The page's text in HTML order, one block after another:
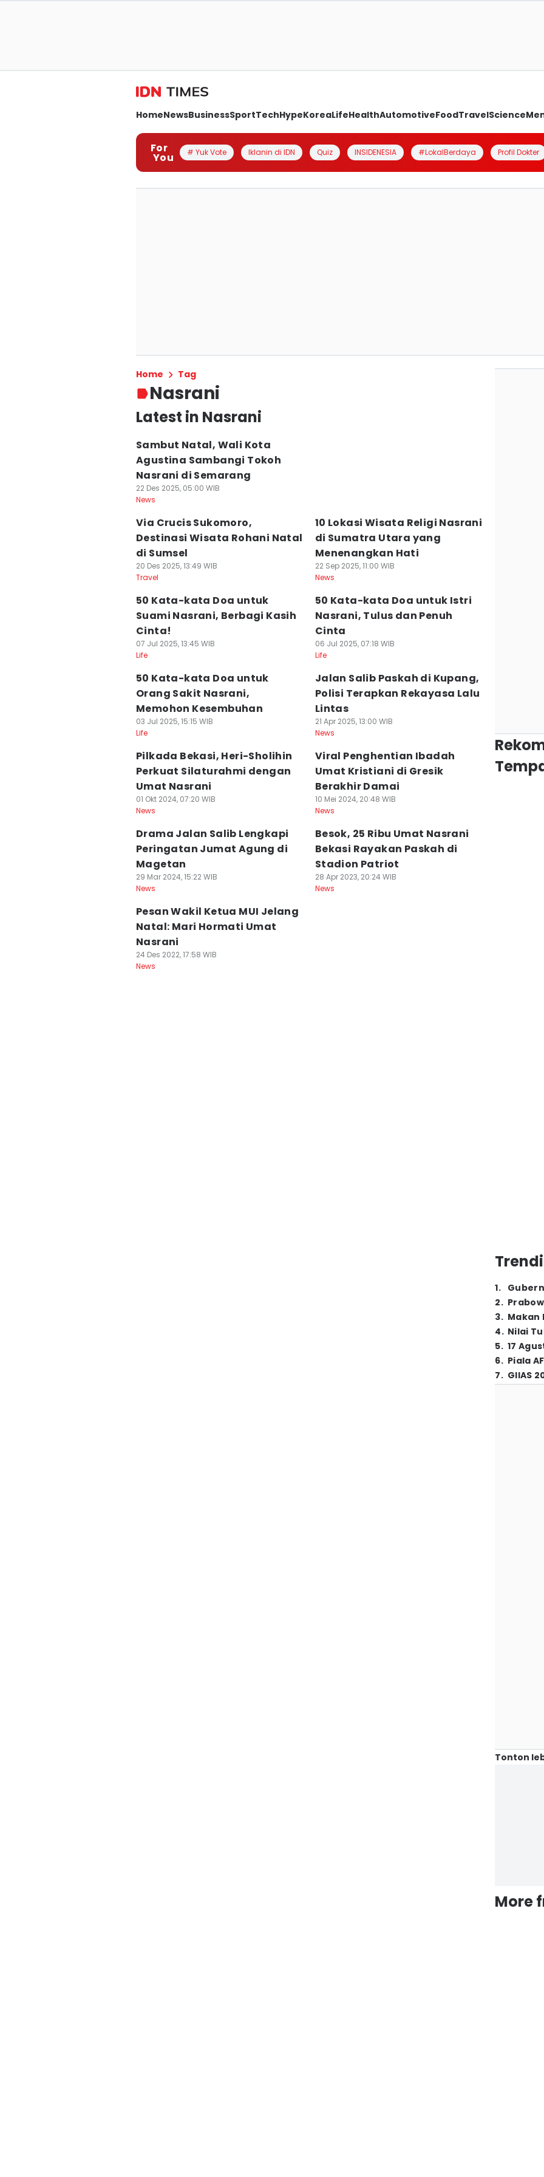
HomeNewsBusinessSportTechHypeKoreaLifeHealthAutomotiveFoodTravelScience
For
You # Yuk Vote Iklanin di IDN Quiz INSIDENESIA #LokalBerdaya Profil Dokter
Home Tag
Nasrani
Latest in Nasrani
Sambut Natal, Wali Kota
Agustina Sambangi Tokoh
Nasrani di Semarang
22 Des 2025, 05:00 WIB
News
Via Crucis Sukomoro,
Destinasi Wisata Rohani Natal
di Sumsel
20 Des 2025, 13:49 WIB
Travel
10 Lokasi Wisata Religi Nasrani
di Sumatra Utara yang
Menenangkan Hati
22 Sep 2025, 11:00 WIB
News
50 Kata-kata Doa untuk
Suami Nasrani, Berbagi Kasih
Cinta!
07 Jul 2025, 13:45 WIB
Life
50 Kata-kata Doa untuk Istri
Nasrani, Tulus dan Penuh
Cinta
06 Jul 2025, 07:18 WIB
Life
50 Kata-kata Doa untuk
Orang Sakit Nasrani,
Memohon Kesembuhan
03 Jul 2025, 15:15 WIB
Life
Jalan Salib Paskah di Kupang,
Polisi Terapkan Rekayasa Lalu
Lintas
21 Apr 2025, 13:00 WIB
News
Pilkada Bekasi, Heri-Sholihin
Perkuat Silaturahmi dengan
Umat Nasrani
01 Okt 2024, 07:20 WIB
News
Viral Penghentian Ibadah
Umat Kristiani di Gresik
Berakhir Damai
10 Mei 2024, 20:48 WIB
News
Drama Jalan Salib Lengkapi
Peringatan Jumat Agung di
Magetan
29 Mar 2024, 15:22 WIB
News
Besok, 25 Ribu Umat Nasrani
Bekasi Rayakan Paskah di
Stadion Patriot
28 Apr 2023, 20:24 WIB
News
Pesan Wakil Ketua MUI Jelang
Natal: Mari Hormati Umat
Nasrani
24 Des 2022, 17:58 WIB
News
1.
2.
3. Makan
4. Nilai
5. 17
6. Piala
7. GIIAS
Tonton
More